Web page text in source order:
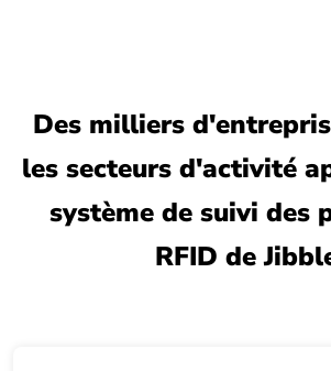
Des milliers
les secteurs d'activité
système de suivi des
RFID de